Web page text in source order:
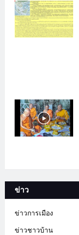
ข่าว
ข่าวการเมือง
ข่าวชาวบ้าน